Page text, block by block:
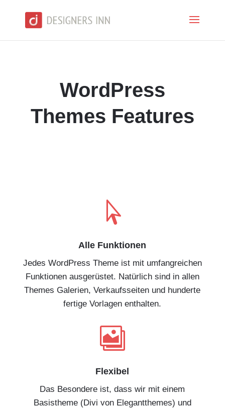
WordPress
Themes Features

Alle Funktionen
Jedes WordPress Theme ist mit umfangreichen
Funktionen ausgerüstet. Natürlich sind in allen
Themes Galerien, Verkaufsseiten und hunderte
fertige Vorlagen enthalten.

Flexibel
Das Besondere ist, dass wir mit einem
Basistheme (Divi von Elegantthemes) und